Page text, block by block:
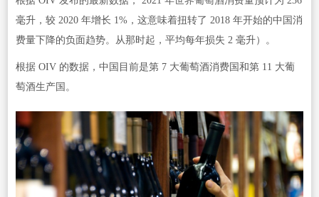
毫升，较 2020 年增长 1%，这意味着扭转了 2018 年开始的中国消
费量下降的负面趋势。从那时起，平均每年损失 2 毫升）。
根据 OIV 的数据，中国目前是第 7 大葡萄酒消费国和第 11 大葡
萄酒生产国。